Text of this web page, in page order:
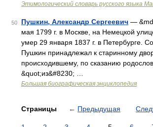
Этимологический словарь русского языка
50 Пушкин, Александр Сергеевич —
мая 1799 г. в Москве, на Немецкой
умер 29 января 1837 г. в Петербурге.
Пушкин принадлежал к старинному
происходившему, по сказанию
&quot;из&#8230; …
Большая биографическая энциклопедия
Страницы ← Предыдущая